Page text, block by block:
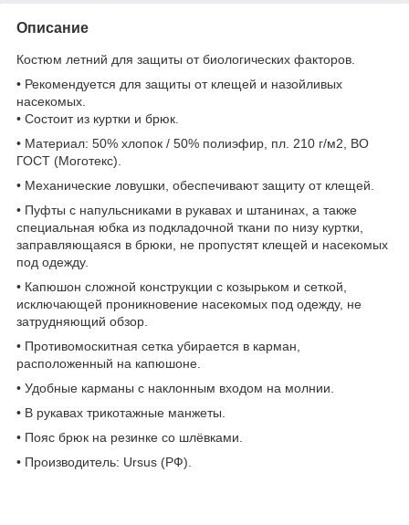
Описание
Костюм летний для защиты от биологических факторов.
• Рекомендуется для защиты от клещей и назойливых
насекомых.
• Состоит из куртки и брюк.
• Материал: 50% хлопок / 50% полиэфир, пл. 210 г/м2, ВО
ГОСТ (Моготекс).
• Механические ловушки, обеспечивают защиту от клещей.
• Пуфты с напульсниками в рукавах и штанинах, а также
специальная юбка из подкладочной ткани по низу куртки,
заправляющаяся в брюки, не пропустят клещей и насекомых
под одежду.
• Капюшон сложной конструкции с козырьком и сеткой,
исключающей проникновение насекомых под одежду, не
затрудняющий обзор.
• Противомоскитная сетка убирается в карман,
расположенный на капюшоне.
• Удобные карманы с наклонным входом на молнии.
• В рукавах трикотажные манжеты.
• Пояс брюк на резинке со шлёвками.
• Производитель: Ursus (РФ).